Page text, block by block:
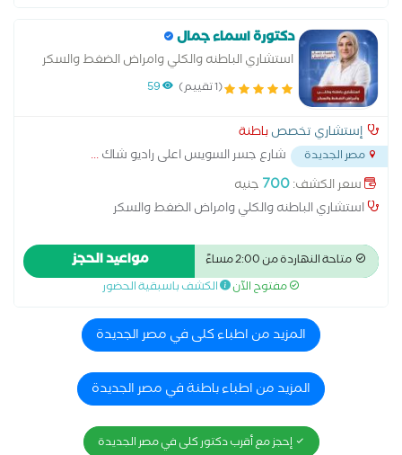
دكتورة اسماء جمال
استشاري الباطنه والكلي وامراض الضغط والسكر
(1 تقييم) 59
إستشاري تخصصباطنة
مصر الجديدة شارع جسر السويس اعلى راديو شاك...
سعر الكشف:700 جنيه
استشاري الباطنه والكلي وامراض الضغط والسكر
متاحة النهاردة من 2:00 مساءً مواعيد الحجز
مفتوح الآن الكشف باسبقية الحضور
المزيد من اطباء كلى في مصر الجديدة
المزيد من اطباء باطنة في مصر الجديدة
إحجز مع أقرب دكتور كلى في مصر الجديدة